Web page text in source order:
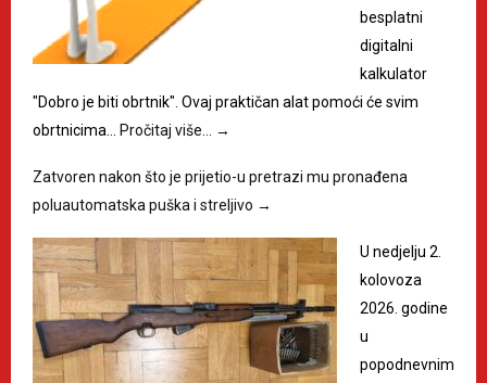
besplatni
digitalni
kalkulator
"Dobro je biti obrtnik". Ovaj praktičan alat pomoći će svim
obrtnicima… Pročitaj više… →
Zatvoren nakon što je prijetio-u pretrazi mu pronađena
poluautomatska puška i streljivo →
U nedjelju 2.
kolovoza
2026. godine
u
popodnevnim